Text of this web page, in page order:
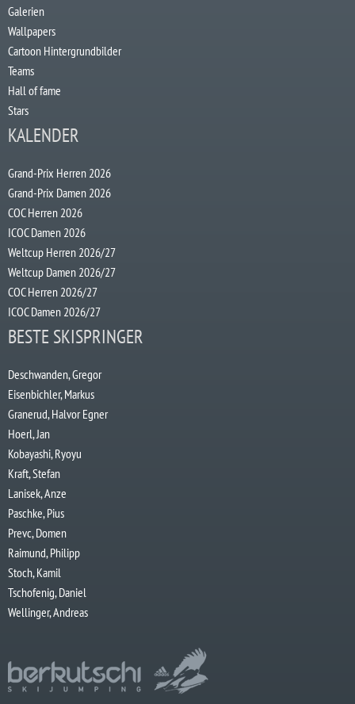
Galerien
Wallpapers
Cartoon Hintergrundbilder
Teams
Hall of fame
Stars
KALENDER
Grand-Prix Herren 2026
Grand-Prix Damen 2026
COC Herren 2026
ICOC Damen 2026
Weltcup Herren 2026/27
Weltcup Damen 2026/27
COC Herren 2026/27
ICOC Damen 2026/27
BESTE SKISPRINGER
Deschwanden, Gregor
Eisenbichler, Markus
Granerud, Halvor Egner
Hoerl, Jan
Kobayashi, Ryoyu
Kraft, Stefan
Lanisek, Anze
Paschke, Pius
Prevc, Domen
Raimund, Philipp
Stoch, Kamil
Tschofenig, Daniel
Wellinger, Andreas